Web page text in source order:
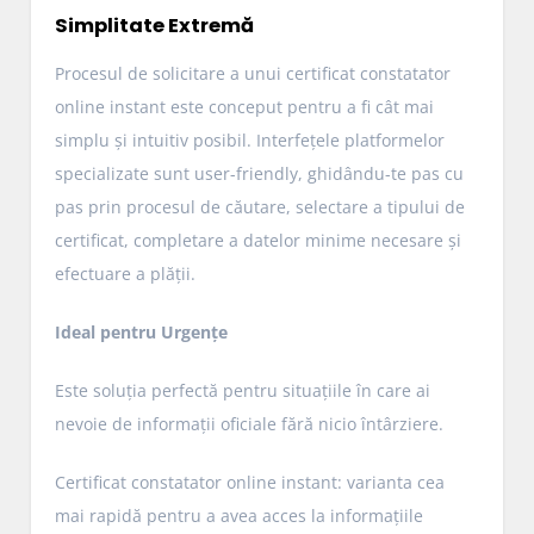
Simplitate Extremă
Procesul de solicitare a unui certificat constatator
online instant este conceput pentru a fi cât mai
simplu și intuitiv posibil. Interfețele platformelor
specializate sunt user-friendly, ghidându-te pas cu
pas prin procesul de căutare, selectare a tipului de
certificat, completare a datelor minime necesare și
efectuare a plății.
Ideal pentru Urgențe
Este soluția perfectă pentru situațiile în care ai
nevoie de informații oficiale fără nicio întârziere.
Certificat constatator online instant: varianta cea
mai rapidă pentru a avea acces la informațiile